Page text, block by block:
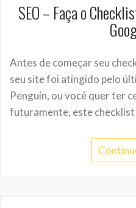
SEO – Faça o
Antes de começar seu
seu site foi atingido pelo
Penguin, ou você quer ter
futuramente, este